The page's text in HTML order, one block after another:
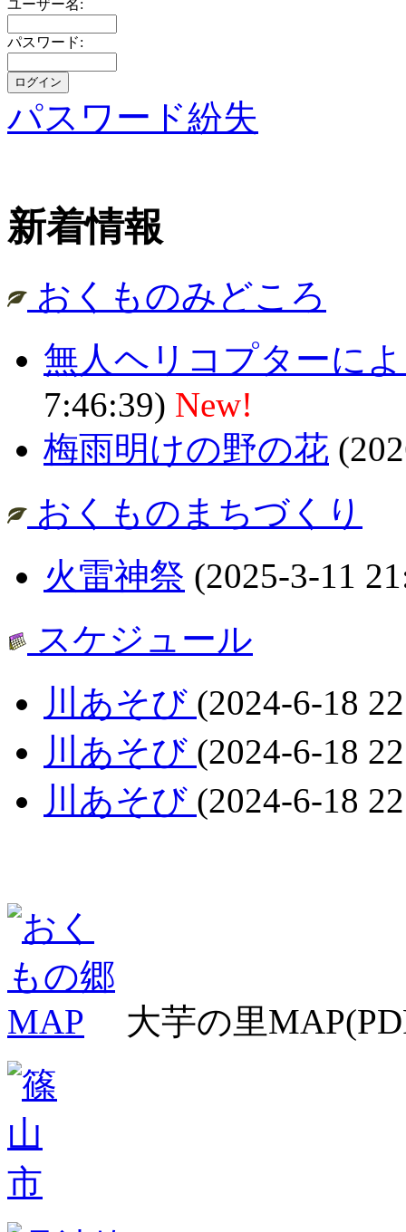
ユーザー名:
パスワード:
パスワード紛失
新着情報
おくものみどころ
無人ヘリコプターに
7:46:39) New!
梅雨明けの野の花
おくものまちづくり
火雷神祭 (2025-3-11
スケジュール
川あそび (2024-6-18
川あそび (2024-6-18
川あそび (2024-6-18
大芋の里